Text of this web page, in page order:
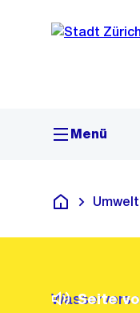
Navigation
Sprunglink
Menü
Deutsch
Seite